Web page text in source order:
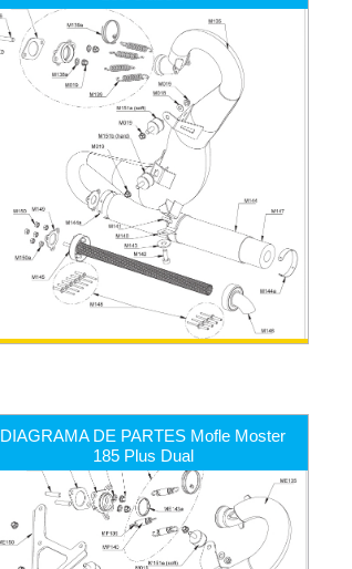
DIAGRAMA DE PARTES Mofle Moster
185 Plus Dual